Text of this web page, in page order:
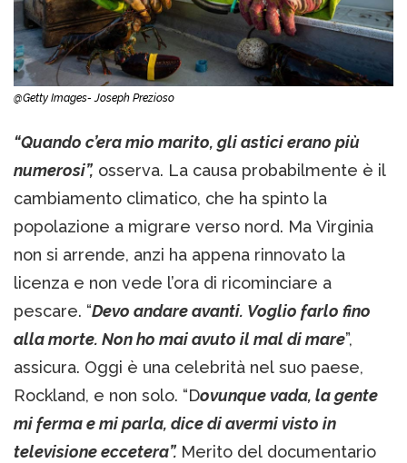
@Getty Images- Joseph Prezioso
“Quando c’era mio marito, gli astici erano più
numerosi”, osserva. La causa probabilmente è il
cambiamento climatico, che ha spinto la
popolazione a migrare verso nord. Ma Virginia
non si arrende, anzi ha appena rinnovato la
licenza e non vede l’ora di ricominciare a
pescare. “Devo andare avanti. Voglio farlo fino
alla morte. Non ho mai avuto il mal di mare”,
assicura. Oggi è una celebrità nel suo paese,
Rockland, e non solo. “Dovunque vada, la gente
mi ferma e mi parla, dice di avermi visto in
televisione eccetera”. Merito del documentario